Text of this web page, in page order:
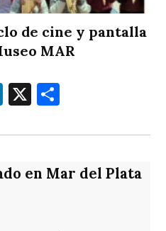
de cine y pantalla
MAR
LinkedIn
X
en Mar del Plata